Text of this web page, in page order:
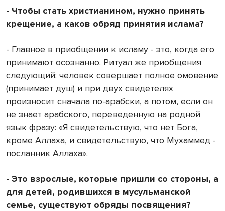
- Чтобы стать христианином, нужно принять
крещение, а каков обряд принятия ислама?
- Главное в приобщении к исламу - это, когда его
принимают осознанно. Ритуал же приобщения
следующий: человек совершает полное омовение
(принимает душ) и при двух свидетелях
произносит сначала по-арабски, а потом, если он
не знает арабского, переведенную на родной
язык фразу: «Я свидетельствую, что нет Бога,
кроме Аллаха, и свидетельствую, что Мухаммед -
посланник Аллаха».
- Это взрослые, которые пришли со стороны, а
для детей, родившихся в мусульманской
семье, существуют обряды посвящения?